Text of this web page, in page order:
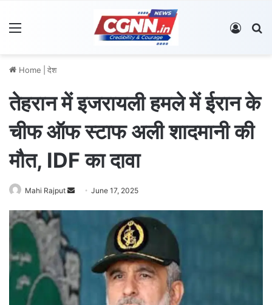
Log In
Home देश
तेहरान में इजरायली हमले में ईरान के
चीफ ऑफ स्टाफ अली शादमानी की
मौत, IDF का दावा
Mahi Rajput
a
n
e
m
June 17, 2025